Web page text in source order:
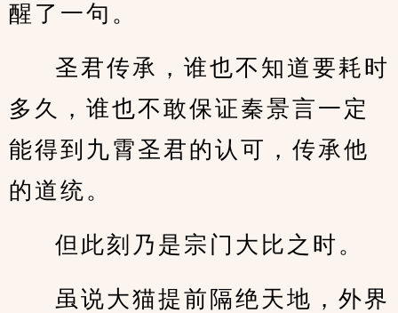
醒了一句。
圣君传承，谁也不知道要耗时
多久，谁也不敢保证秦景言一定
能得到九霄圣君的认可，传承他
的道统。
但此刻乃是宗门大比之时。
虽说大猫提前隔绝天地，外界